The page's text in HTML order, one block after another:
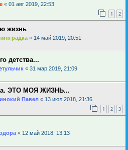
« 01 авг 2019, 22:53
1 2
жизнь
« 14 май 2019, 20:51
детства...
« 31 мар 2019, 21:09
ЭТО МОЯ ЖИЗНЬ...
Павел « 13 июл 2018, 21:36
1 2 3
« 12 май 2018, 13:13